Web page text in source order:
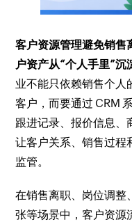
客户资源管理避免销售
户资产从“个人手里”沉
业不能只依赖销售个人
客户，而要通过 CRM
跟进记录、报价信息、
让客户关系、销售过程
监管。
在销售离职、岗位调整
张等场景中，客户资源